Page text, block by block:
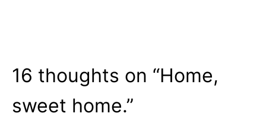
16 thoughts on “Home,
sweet home.”